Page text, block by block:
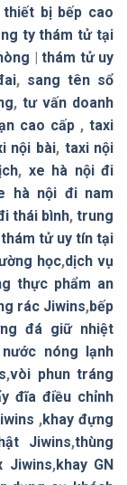
thiết bị bếp cao
ty thám tử tại
|thám tử uy
, sang tên sổ
,tư vấn doanh
cao cấp ,taxi
nội bài, taxi nội
, xe hà nội đi
hà nội đi nam
thái bình,trung
tử uy tín tại
học,dịch vụ
thực phẩm an
rác Jiwins,bếp
đá giữ nhiệt
nóng lạnh
,vòi phun tráng
đĩa điều chỉnh
,khay đựng
Jiwins,thùng
Jiwins,khay GN